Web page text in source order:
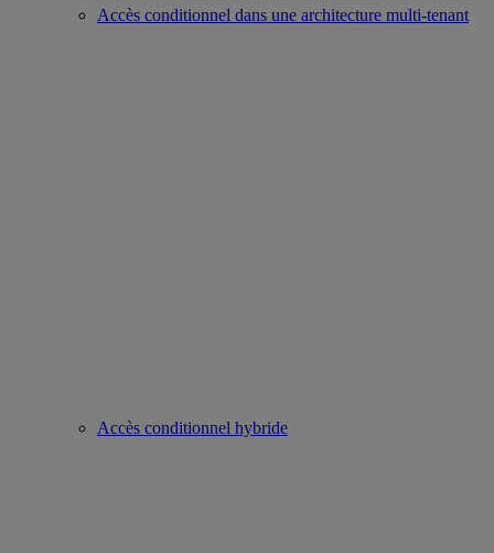
Accès conditionnel dans une architecture multi-tenant
Accès conditionnel hybride